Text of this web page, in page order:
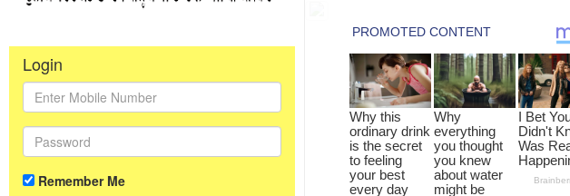
Login
Remember Me